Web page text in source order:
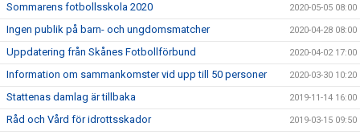
Sommarens fotbollsskola 2020 2020-05-05 08:00
Ingen publik på barn- och ungdomsmatcher 2020-04-28 08:00
Uppdatering från Skånes Fotbollförbund 2020-04-02 17:00
Information om sammankomster vid upp till 50 personer 2020-03-30 10:20
Stattenas damlag är tillbaka 2019-11-14 16:00
Råd och Vård för idrottsskador 2019-03-15 09:50